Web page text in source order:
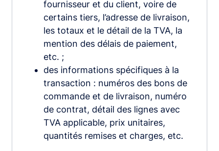
fournisseur et du client, voire de
certains tiers, l’adresse de livraison,
les totaux et le détail de la TVA, la
mention des délais de paiement,
etc. ;
des informations spécifiques à la
transaction : numéros des bons de
commande et de livraison, numéro
de contrat, détail des lignes avec
TVA applicable, prix unitaires,
quantités remises et charges, etc.